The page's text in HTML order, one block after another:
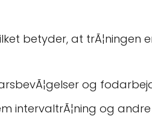
betyder, at
og
intervaltrÃ¦ning og andre